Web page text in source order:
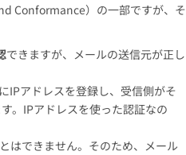
Conformance）の一部ですが、そ
できますが、メールの送信元が正し
IPアドレスを登録し、受信側がそ
す。IPアドレスを使った認証なの
はできません。そのため、メール